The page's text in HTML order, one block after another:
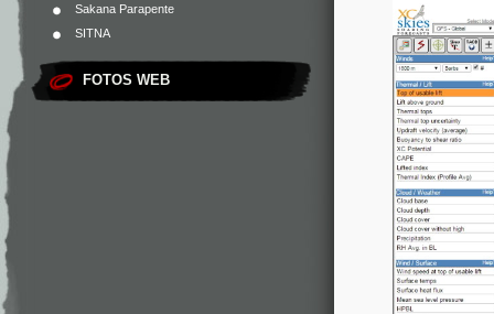
Sakana Parapente
SITNA
FOTOS WEB